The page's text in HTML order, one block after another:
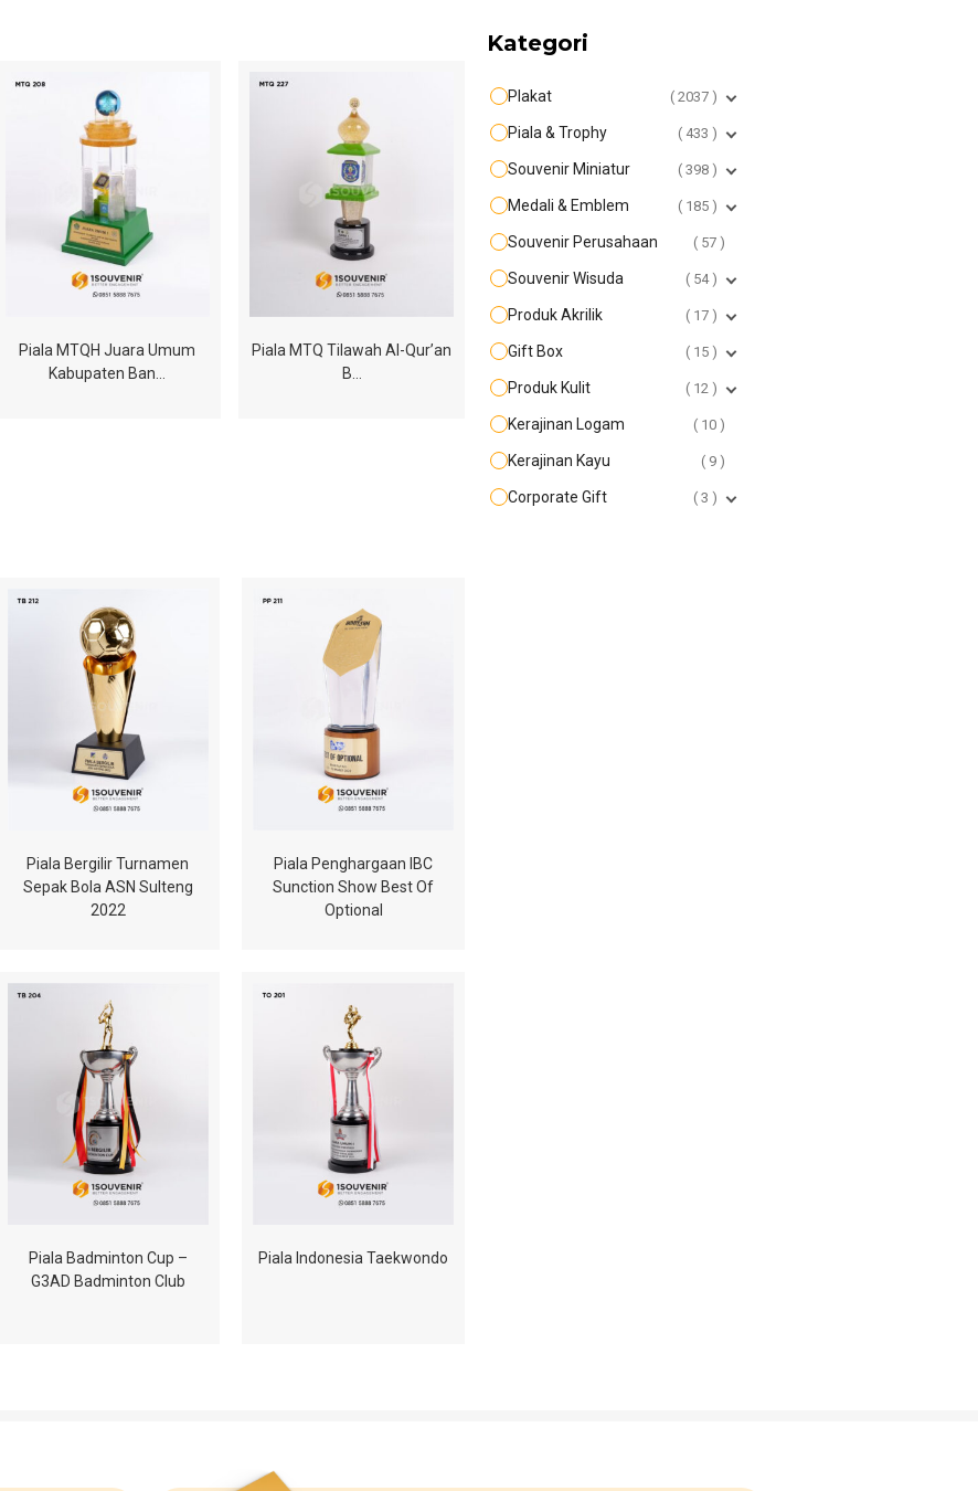
Piala MTQH Juara Umum
Kabupaten Ban…
Piala MTQ Tilawah Al-Qur’an
B…
Piala Bergilir Turnamen
Sepak Bola ASN Sulteng
2022
Piala Penghargaan IBC
Sunction Show Best Of
Optional
Piala Badminton Cup –
G3AD Badminton Club
Piala Indonesia Taekwondo
Kategori
Plakat 2037
Piala & Trophy 433
Souvenir Miniatur 398
Medali & Emblem 185
Souvenir Perusahaan 57
Souvenir Wisuda 54
Produk Akrilik 17
Gift Box 15
Produk Kulit 12
Kerajinan Logam 10
Kerajinan Kayu 9
Corporate Gift 3